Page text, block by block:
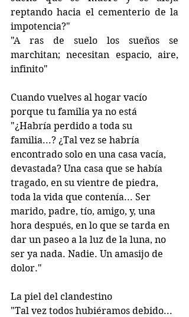
reptando hacia el cementerio de la
impotencia?"
"A ras de suelo los sueños se
marchitan; necesitan espacio, aire,
infinito"
Cuando vuelves al hogar vacío
porque tu familia ya no está
"¿Habría perdido a toda su
familia...? ¿Tal vez se habría
encontrado solo en una casa vacía,
devastada? Una casa que se había
tragado, en su vientre de piedra,
toda la vida que contenía... Ser
marido, padre, tío, amigo, y, una
hora después, en lo que se tarda en
dar un paseo a la luz de la luna, no
ser ya nada. Nadie. Un amasijo de
dolor."
La piel del clandestino
"Tal vez todos hubiéramos debido...